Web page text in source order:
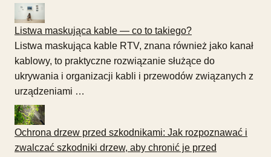
Listwa maskująca kable — co to takiego?
Listwa maskująca kable RTV, znana również jako kanał
kablowy, to praktyczne rozwiązanie służące do
ukrywania i organizacji kabli i przewodów związanych z
urządzeniami …
Ochrona drzew przed szkodnikami: Jak rozpoznawać i
zwalczać szkodniki drzew, aby chronić je przed